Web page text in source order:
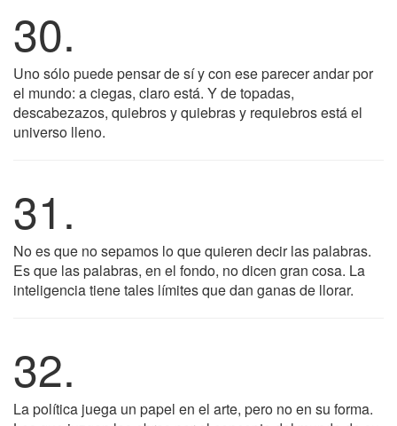
30.
Uno sólo puede pensar de sí y con ese parecer andar por
el mundo: a ciegas, claro está. Y de topadas,
descabezazos, quiebros y quiebras y requiebros está el
universo lleno.
31.
No es que no sepamos lo que quieren decir las palabras.
Es que las palabras, en el fondo, no dicen gran cosa. La
inteligencia tiene tales límites que dan ganas de llorar.
32.
La política juega un papel en el arte, pero no en su forma.